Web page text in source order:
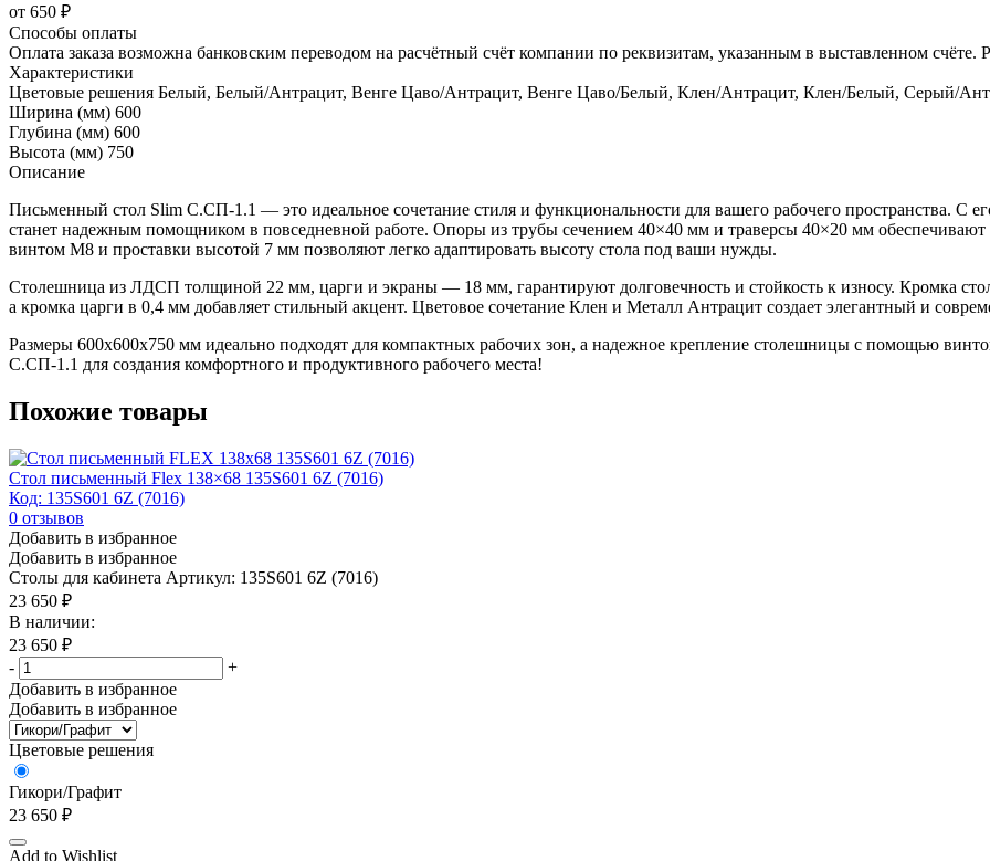
от 650 ₽
Способы оплаты
Оплата заказа возможна банковским переводом на расчётный счёт компании по реквизитам, указанным в выставленном
Характеристики
Цветовые решения Белый, Белый/Антрацит, Венге Цаво/Антрацит, Венге Цаво/Белый, Клен/Антрацит, Клен/Белый, Серый/
Ширина (мм) 600
Глубина (мм) 600
Высота (мм) 750
Описание
Письменный стол Slim С.СП-1.1 — это идеальное сочетание стиля и функциональности для вашего рабочего пространства. С
станет надежным помощником в повседневной работе. Опоры из трубы сечением 40×40 мм и траверсы 40×20 мм
винтом М8 и проставки высотой 7 мм позволяют легко адаптировать высоту стола под ваши нужды.
Столешница из ЛДСП толщиной 22 мм, царги и экраны — 18 мм, гарантируют долговечность и стойкость к износу. Кромка
а кромка царги в 0,4 мм добавляет стильный акцент. Цветовое сочетание Клен и Металл Антрацит создает элегантный и
Размеры 600x600x750 мм идеально подходят для компактных рабочих зон, а надежное крепление столешницы с помощью
С.СП-1.1 для создания комфортного и продуктивного рабочего места!
Похожие товары
Стол письменный Flex 138×68 135S601 6Z (7016)
Код: 135S601 6Z (7016)
0 отзывов
Добавить в избранное
Добавить в избранное
Столы для кабинета Артикул: 135S601 6Z (7016)
23 650 ₽
В наличии:
23 650 ₽
-
+
Добавить в избранное
Добавить в избранное
Цветовые решения
Гикори/Графит
23 650 ₽
Add to Wishlist